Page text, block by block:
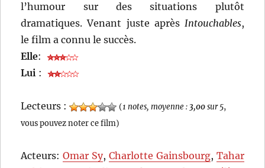
l’humour sur des situations plutôt
dramatiques. Venant juste après Intouchables,
le film a connu le succès.
Elle:
Lui :
Lecteurs : (1 notes, moyenne : 3,00sur 5,
vous pouvez noter ce film)
Acteurs:Omar Sy, Charlotte Gainsbourg, Tahar